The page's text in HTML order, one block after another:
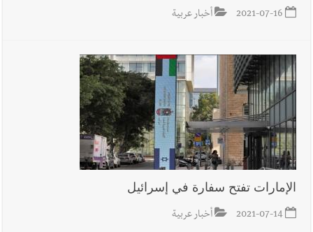
2021-07-16 أخبار عربية
الإمارات تفتح سفارة في إسرائيل
2021-07-14 أخبار عربية